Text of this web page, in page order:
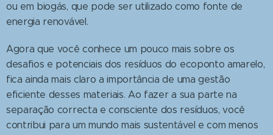
ou em biogás, que pode ser utilizado como fonte de
energia renovável.
Agora que você conhece um pouco mais sobre os
desafios e potenciais dos resíduos do ecoponto amarelo,
fica ainda mais claro a importância de uma gestão
eficiente desses materiais. Ao fazer a sua parte na
separação correcta e consciente dos resíduos, você
contribui para um mundo mais sustentável e com menos